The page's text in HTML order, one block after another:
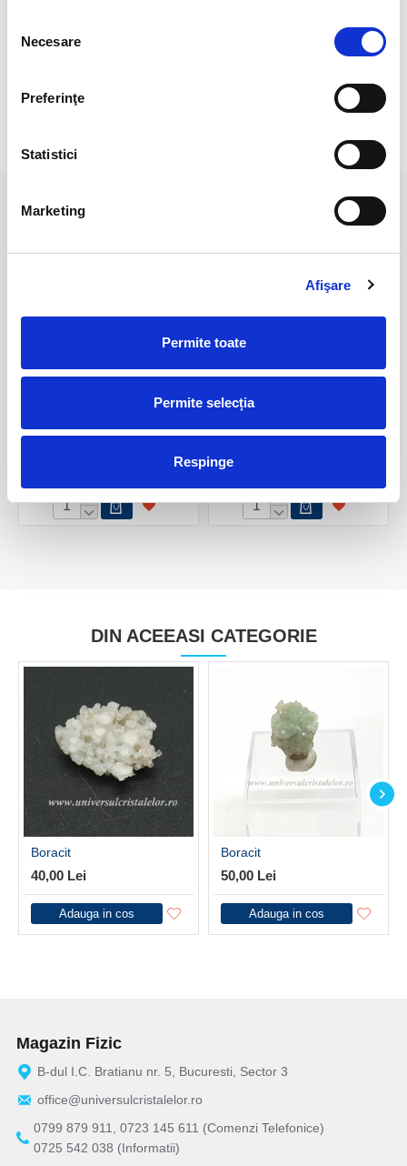
consimțământului
Necesare
Preferinţe
Statistici
Marketing
Afişare
Permite toate
Permite selecția
Respinge
Culoarea poate diferi usor, in functie de rezolutia
PRODUSE ASEMANATOARE
DIN ACEEASI CATEGORIE
Boracit
40,00 Lei
Adauga in cos
Boracit
50,00 Lei
Adauga in cos
Magazin Fizic
B-dul I.C. Bratianu nr. 5, Bucuresti, Sector 3
office@universulcristalelor.ro
0799 879 911, 0723 145 611 (Comenzi Telefonice)
0725 542 038 (Informatii)